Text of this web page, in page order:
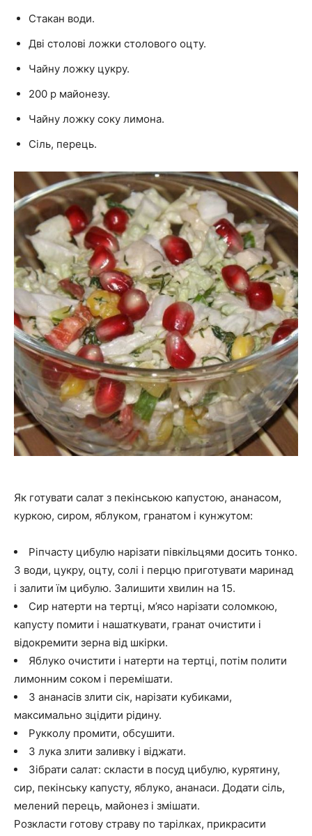
Стакан води.
Дві столові ложки столового оцту.
Чайну ложку цукру.
200 р майонезу.
Чайну ложку соку лимона.
Сіль, перець.
Як готувати салат з пекінською капустою, ананасом,
куркою, сиром, яблуком, гранатом і кунжутом:
Ріпчасту цибулю нарізати півкільцями досить тонко.
З води, цукру, оцту, солі і перцю приготувати маринад
і залити їм цибулю. Залишити хвилин на 15.
Сир натерти на тертці, м’ясо нарізати соломкою,
капусту помити і нашаткувати, гранат очистити і
відокремити зерна від шкірки.
Яблуко очистити і натерти на тертці, потім полити
лимонним соком і перемішати.
З ананасів злити сік, нарізати кубиками,
максимально зцідити рідину.
Рукколу промити, обсушити.
З лука злити заливку і віджати.
Зібрати салат: скласти в посуд цибулю, курятину,
сир, пекінську капусту, яблуко, ананаси. Додати сіль,
мелений перець, майонез і змішати.
Розкласти готову страву по тарілках, прикрасити